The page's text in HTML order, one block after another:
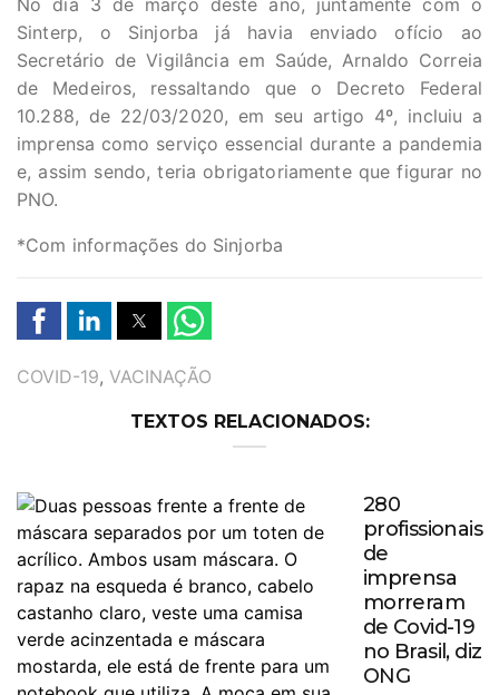
No dia 3 de março deste ano, juntamente com o
Sinterp, o Sinjorba já havia enviado ofício ao
Secretário de Vigilância em Saúde, Arnaldo Correia
de Medeiros, ressaltando que o Decreto Federal
10.288, de 22/03/2020, em seu artigo 4º, incluiu a
imprensa como serviço essencial durante a pandemia
e, assim sendo, teria obrigatoriamente que figurar no
PNO.
*Com informações do Sinjorba
TAGS
COVID-19, VACINAÇÃO
TEXTOS RELACIONADOS:
280
profissionais
de
imprensa
morreram
de Covid-19
no Brasil, diz
ONG